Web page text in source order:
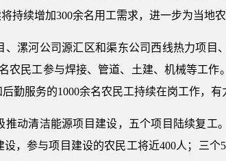
持续增加300余名用工需求，进一步为当地农
漯河公司源汇区和渠东公司西线热力项目
农民工参与焊接、管道、土建、机械等工
勤服务的1000余名农民工持续在岗工作，有
动清洁能源项目建设，五个项目陆续复工
，参与项目建设的农民工将近400人；三个